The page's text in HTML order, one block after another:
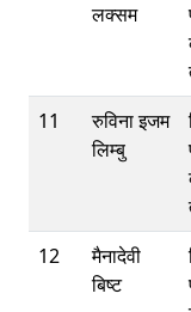
लक्सम
11
रुविना इजम
लिम्बु
12
मैनादेवी
बिष्ट